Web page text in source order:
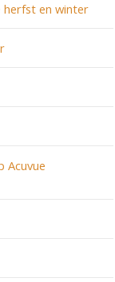
herfst en winter
Acuvue